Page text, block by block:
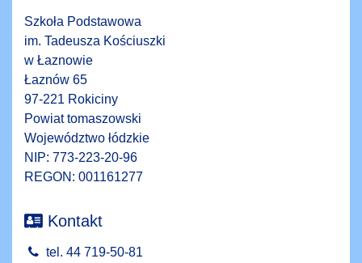
Szkoła Podstawowa
im. Tadeusza Kościuszki
w Łaznowie
Łaznów 65
97-221 Rokiciny
Powiat tomaszowski
Województwo łódzkie
NIP: 773-223-20-96
REGON: 001161277
Kontakt
tel. 44 719-50-81